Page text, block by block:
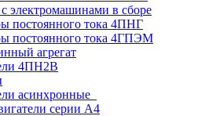
электромашинами в сборе
постоянного тока 4ПНГ
постоянного тока 4ГПЭМ
агрегат
4ПН2В
асинхронные
серии А4